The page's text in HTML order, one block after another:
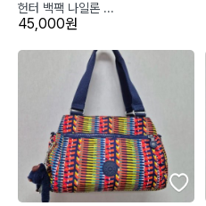
헌터 백팩 나일론 ...
45,000원